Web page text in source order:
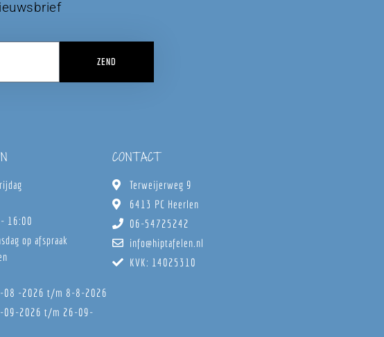
ZEND
16:00
op afspraak
08 -2026 t/m 8-8-2026
09-2026 t/m 26-09-
CONTACT
Terweijerweg 9
6413 PC Heerlen
06-54725242
info@hiptafelen.nl
KVK: 14025310